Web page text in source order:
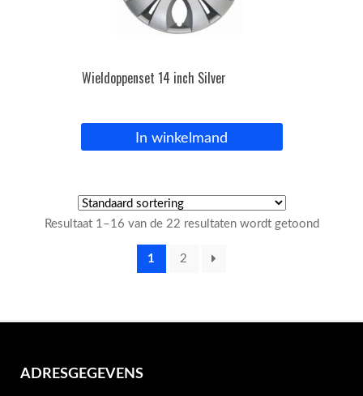
Wieldoppenset 14 inch Silver
In winkelmand
Resultaat 1–16 van de 22 resultaten wordt getoond
1 2
ADRESGEGEVENS